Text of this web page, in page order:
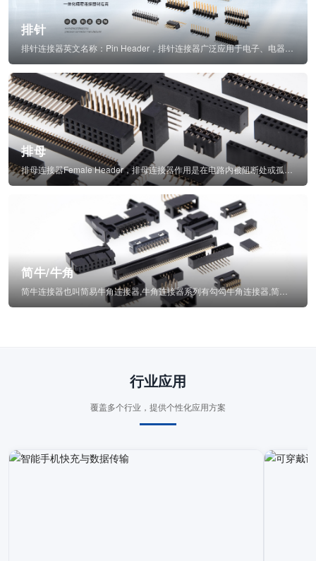
排针
排母
排母连接器Female Header，排母连接器作用是在电路内被阻断处或孤立不通...
简牛/牛角
行业应用
覆盖多个行业，提供个性化应用方案